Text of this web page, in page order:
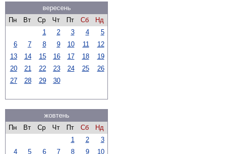
вересень
Пн
Вт Ср Чт Пт Сб
Нд
1
2 3 4
5
6
7 8 9 10 11
12
13
14 15 16 17 18
19
20
21 22 23 24 25
26
27
28 29 30
жовтень
Пн
Вт Ср Чт Пт Сб
Нд
1
2
3
4
5 6 7 8 9
10